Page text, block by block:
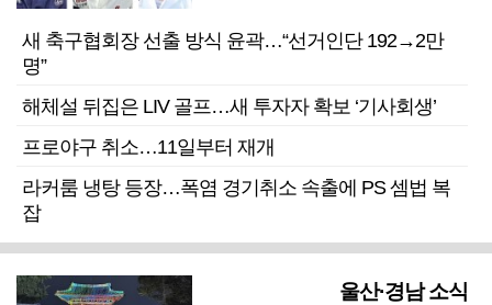
새 축구협회장 선출 방식 윤곽…“선거인단 192→2만
명”
해체설 뒤집은 LIV 골프…새 투자자 확보 ‘기사회생’
프로야구 취소…11일부터 재개
라커룸 냉탕 등장…폭염 경기취소 속출에 PS 셈법 복
잡
울산·경남 소식